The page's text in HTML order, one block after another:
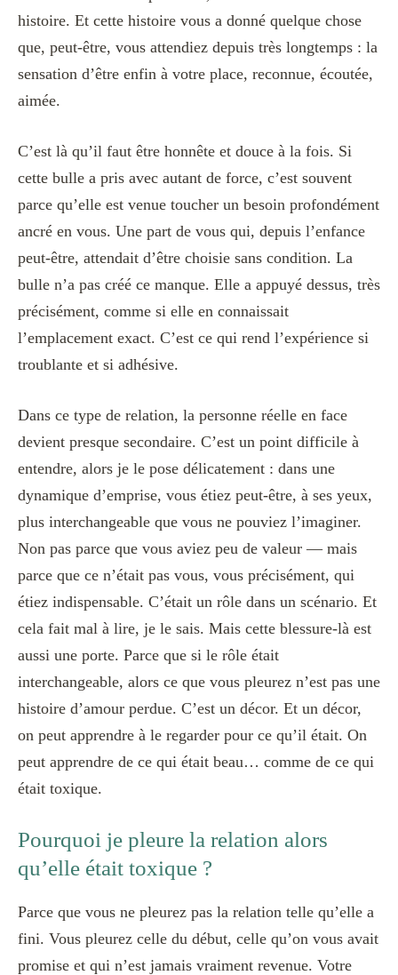
histoire. Et cette histoire vous a donné quelque chose
que, peut-être, vous attendiez depuis très longtemps : la
sensation d’être enfin à votre place, reconnue, écoutée,
aimée.
C’est là qu’il faut être honnête et douce à la fois. Si
cette bulle a pris avec autant de force, c’est souvent
parce qu’elle est venue toucher un besoin profondément
ancré en vous. Une part de vous qui, depuis l’enfance
peut-être, attendait d’être choisie sans condition. La
bulle n’a pas créé ce manque. Elle a appuyé dessus, très
précisément, comme si elle en connaissait
l’emplacement exact. C’est ce qui rend l’expérience si
troublante et si adhésive.
Dans ce type de relation, la personne réelle en face
devient presque secondaire. C’est un point difficile à
entendre, alors je le pose délicatement : dans une
dynamique d’emprise, vous étiez peut-être, à ses yeux,
plus interchangeable que vous ne pouviez l’imaginer.
Non pas parce que vous aviez peu de valeur — mais
parce que ce n’était pas vous, vous précisément, qui
étiez indispensable. C’était un rôle dans un scénario. Et
cela fait mal à lire, je le sais. Mais cette blessure-là est
aussi une porte. Parce que si le rôle était
interchangeable, alors ce que vous pleurez n’est pas une
histoire d’amour perdue. C’est un décor. Et un décor,
on peut apprendre à le regarder pour ce qu’il était. On
peut apprendre de ce qui était beau… comme de ce qui
était toxique.
Pourquoi je pleure la relation alors
qu’elle était toxique ?
Parce que vous ne pleurez pas la relation telle qu’elle a
fini. Vous pleurez celle du début, celle qu’on vous avait
promise et qui n’est jamais vraiment revenue. Votre